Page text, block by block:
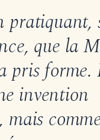
pratiquant,
que la
pris forme.
invention
mais